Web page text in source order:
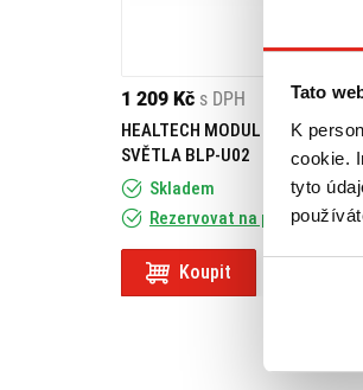
Tato
K
cookie.
tyto
1 209 Kč s DPH
HEALTECH MODUL BRZDOVÉHO
SVĚTLA BLP-U02
Skladem
Rezervovat na prodejně
Koupit